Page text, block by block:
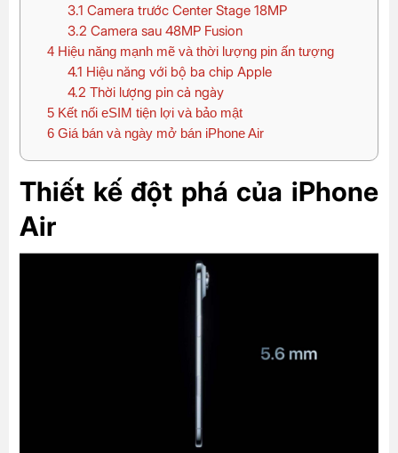
3.1 Camera trước Center Stage 18MP
3.2 Camera sau 48MP Fusion
4 Hiệu năng mạnh mẽ và thời lượng pin ấn tượng
4.1 Hiệu năng với bộ ba chip Apple
4.2 Thời lượng pin cả ngày
5 Kết nối eSIM tiện lợi và bảo mật
6 Giá bán và ngày mở bán iPhone Air
Thiết kế đột phá của iPhone
Air